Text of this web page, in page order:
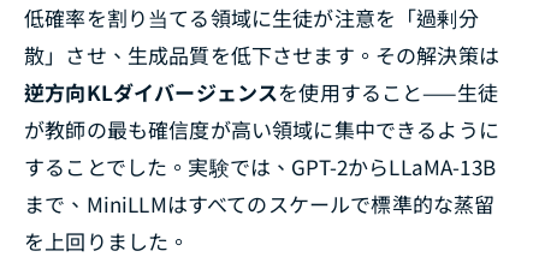
低確率を割り当てる領域に生徒が注意を「過剰分
散」させ、生成品質を低下させます。その解決策は
逆方向KLダイバージェンスを使用すること——生徒
が教師の最も確信度が高い領域に集中できるように
することでした。実験では、GPT-2からLLaMA-13B
まで、MiniLLMはすべてのスケールで標準的な蒸留
を上回りました。